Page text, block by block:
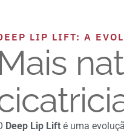
LIP LIFT: A
Mais
Deep Lip Lift é uma